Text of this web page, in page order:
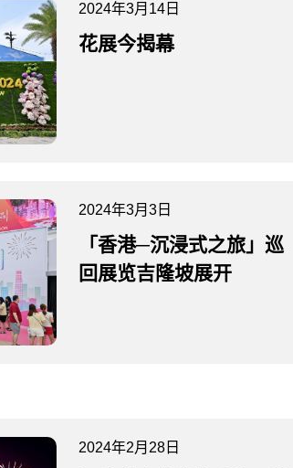
2024年3月14日
花展今揭幕
2024年3月3日
「香港─沉浸式之旅」巡
回展览吉隆坡展开
2024年2月28日